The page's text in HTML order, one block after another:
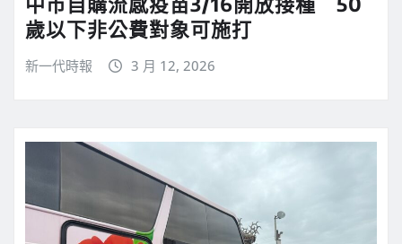
歲以下非公費對象可施打
新一代時報 3 月 12, 2026